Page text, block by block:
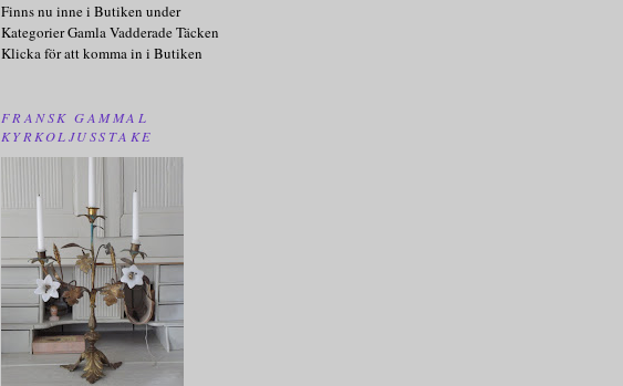
Finns nu inne i Butiken under
Kategorier Gamla Vadderade Täcken
Klicka för att komma in i Butiken
FRANSK GAMMAL
KYRKOLJUSSTAKE